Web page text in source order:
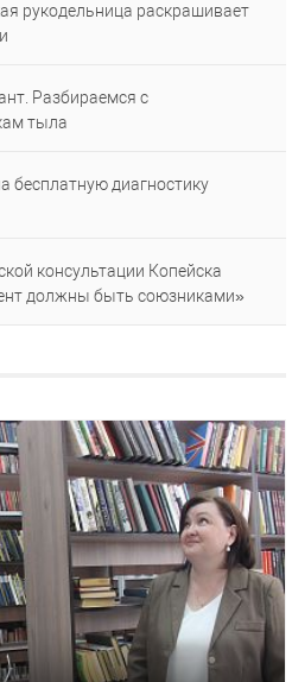
рукодельница раскрашивает
Разбираемся с
тыла
бесплатную диагностику
консультации Копейска
должны быть союзниками»